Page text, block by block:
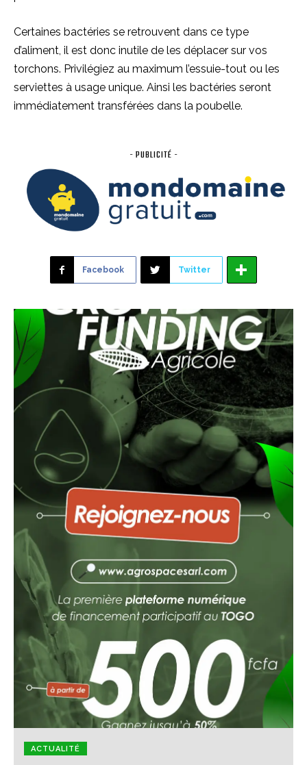
Certaines bactéries se retrouvent dans ce type
d’aliment, il est donc inutile de les déplacer sur vos
torchons. Privilégiez au maximum l’essuie-tout ou les
serviettes à usage unique. Ainsi les bactéries seront
immédiatement transférées dans la poubelle.
- PUBLICITÉ -
Facebook Twitter
ACTUALITÉ